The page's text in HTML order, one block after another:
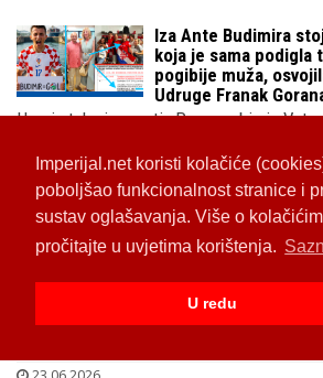
Imperijal.net koristi kolačiće
poboljšao funkcionalnost stranice i
sustav oglašavanja. Više o
pročitajte u uvjetima korištenja.
U redu
Iza Ante Budimira
koja je sama podigla
pogibije muža,
Udruge Franak
Heroj utakmice protiv Paname bio je
postigao jedini zgoditak, svi pišu kako je
24.06.2026
DUBIOZE
Izabel Kovačić
sama reklamira
traperice od 300 €,
apartmane na moru da zakrpa kućni
Tvrtka supruge Vatrenog Matea
mama i tata te sestra Ivana Čirjak